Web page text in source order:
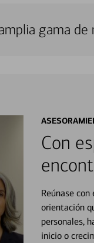
gama de
Con
Reúnase
orientación
personales,
inicio o